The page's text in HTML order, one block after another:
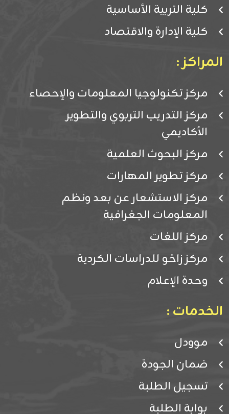
كلية التربية الأساسية
كلية الإدارة والاقتصاد
المراكز :
مركز تكنولوجيا المعلومات والإحصاء
مركز التدريب التربوي والتطوير
الأكاديمي
مركز البحوث العلمية
مركز تطوير المهارات
مركز الاستشعار عن بعد ونظم
المعلومات الجغرافية
مركز اللغات
مركز زاخو للدراسات الكردية
وحدة الإعلام
الخدمات :
موودل
ضمان الجودة
تسجيل الطلبة
بوابة الطلبة